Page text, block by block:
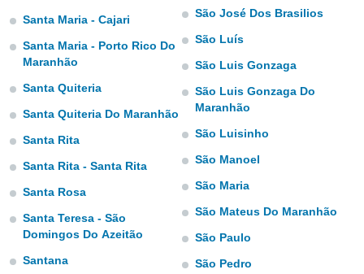
o
no
como
lhe
com
Pode
e
Santa Maria - Cajari
Santa Maria - Porto Rico Do
Maranhão
Santa Quiteria
Santa Quiteria Do Maranhão
Santa Rita
Santa Rita - Santa Rita
Santa Rosa
Santa Teresa - São
Domingos Do Azeitão
Santana
São José Dos Brasilios
São Luís
São Luis Gonzaga
São Luis Gonzaga Do
Maranhão
São Luisinho
São Manoel
São Maria
São Mateus Do Maranhão
São Paulo
São Pedro